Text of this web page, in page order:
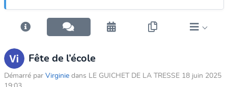
Fête de l’école
Démarré par Virginie dans LE GUICHET DE LA TRESSE 18 juin 2025